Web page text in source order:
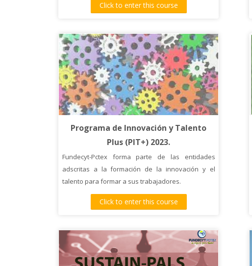
Click to enter this course
Programa de Innovación y Talento
Plus (PIT+) 2023.
Fundecyt-Pctex forma parte de las entidades
adscritas a la formación de la innovación y el
talento para formar a sus trabajadores.
Click to enter this course